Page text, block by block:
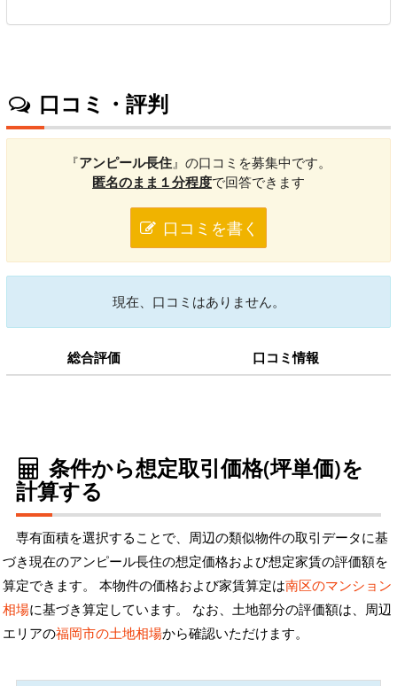
口コミ・評判
『アンピール長住』の口コミを募集中です。
匿名のまま１分程度で回答できます
口コミを書く
現在、口コミはありません。
総合評価 口コミ情報
条件から想定取引価格(坪単価)を
計算する
専有面積を選択することで、周辺の類似物件の取引データに基
づき現在のアンピール長住の想定価格および想定家賃の評価額を
算定できます。 本物件の価格および家賃算定は南区のマンション
相場に基づき算定しています。 なお、土地部分の評価額は、周辺
エリアの福岡市の土地相場から確認いただけます。